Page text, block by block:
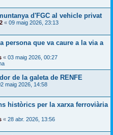
d'FGC al vehicle privat
« 09 maig 2026, 23:13
persona que va caure a la via a
« 03 maig 2026, 00:27
de la galeta de RENFE
maig 2026, 14:58
històrics per la xarxa ferroviària
« 28 abr. 2026, 13:56